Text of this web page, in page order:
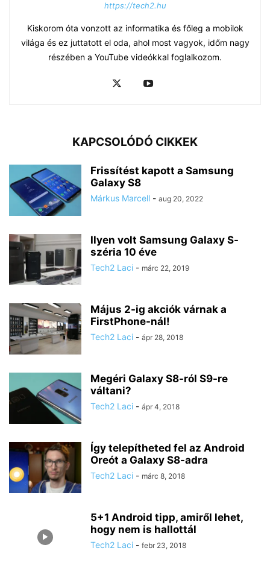
https://tech2.hu
Kiskorom óta vonzott az informatika és főleg a mobilok
világa és ez juttatott el oda, ahol most vagyok, időm nagy
részében a YouTube videókkal foglalkozom.
KAPCSOLÓDÓ CIKKEK
Frissítést kapott a Samsung
Galaxy S8
Márkus Marcell - aug 20, 2022
Ilyen volt Samsung Galaxy S-
széria 10 éve
Tech2 Laci - márc 22, 2019
Május 2-ig akciók várnak a
FirstPhone-nál!
Tech2 Laci - ápr 28, 2018
Megéri Galaxy S8-ról S9-re
váltani?
Tech2 Laci - ápr 4, 2018
Így telepítheted fel az Android
Oreót a Galaxy S8-adra
Tech2 Laci - márc 8, 2018
5+1 Android tipp, amiről lehet,
hogy nem is hallottál
Tech2 Laci - febr 23, 2018